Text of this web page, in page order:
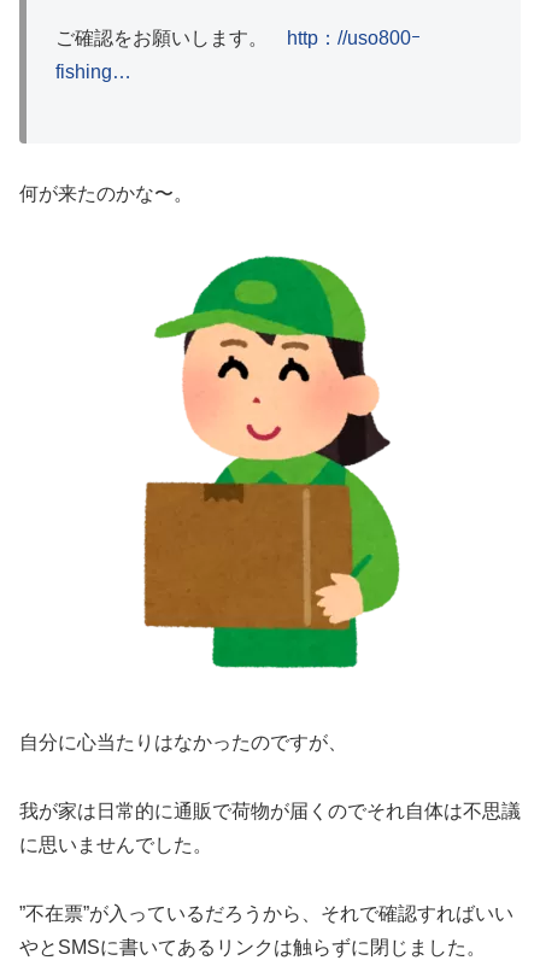
ご確認をお願いします。
http：//uso800ｰ
fishing…
何が来たのかな〜。
自分に心当たりはなかったのですが、
我が家は日常的に通販で荷物が届くのでそれ自体は不思議
に思いませんでした。
”不在票”が入っているだろうから、それで確認すればいい
やとSMSに書いてあるリンクは触らずに閉じました。